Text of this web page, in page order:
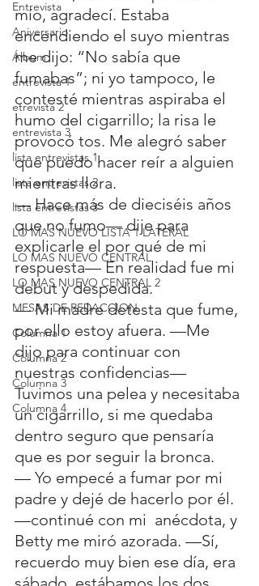
Entrevista
Aniversario
Álbum
entrevista 1
etrevista 2
entrevista 3
lista entrevistas 1
lista entrevistas 2
lista entrevistas 3
LO MAS NUEVO LISTA 1 LATERAL
LO MAS NUEVO CENTRAL
LO MAS NUEVO CENTRAL 2
MESAS DE REDACCION
Columna 1
Columna 2
Columna 3
Columna 4
mío, agradecí. Estaba
encendiendo el suyo mientras
me dijo: “No sabía que
fumabas”; ni yo tampoco, le
contesté mientras aspiraba el
humo del cigarrillo; la risa le
provocó tos. Me alegró saber
que puedo hacer reír a alguien
mientras llora.
— Hace más de dieciséis años
que no fumo— dije para
explicarle el por qué de mi
respuesta— En realidad fue mi
debut y despedida.
— Mi madre detesta que fume,
por ello estoy afuera. —Me
dijo para continuar con
nuestras confidencias—
Tuvimos una pelea y necesitaba
un cigarrillo, si me quedaba
dentro seguro que pensaría
que es por seguir la bronca.
— Yo empecé a fumar por mi
padre y dejé de hacerlo por él.
—continué con mi  anécdota, y
Betty me miró azorada. —Sí,
recuerdo muy bien ese día, era